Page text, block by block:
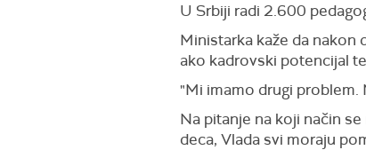
U Srbiji radi 2.600
Ministarka kaže da nakon
ako kadrovski potencijal
"Mi imamo drugi problem.
Na pitanje na koji način
deca, Vlada svi moraju